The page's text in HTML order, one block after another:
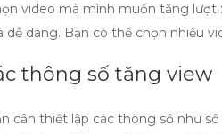
video mà mình muốn tăng
dễ dàng. Bạn có thể chọn nhiều
thông số tăng view
cần thiết lập các thông số như